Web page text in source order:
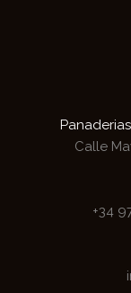
Calle
+34